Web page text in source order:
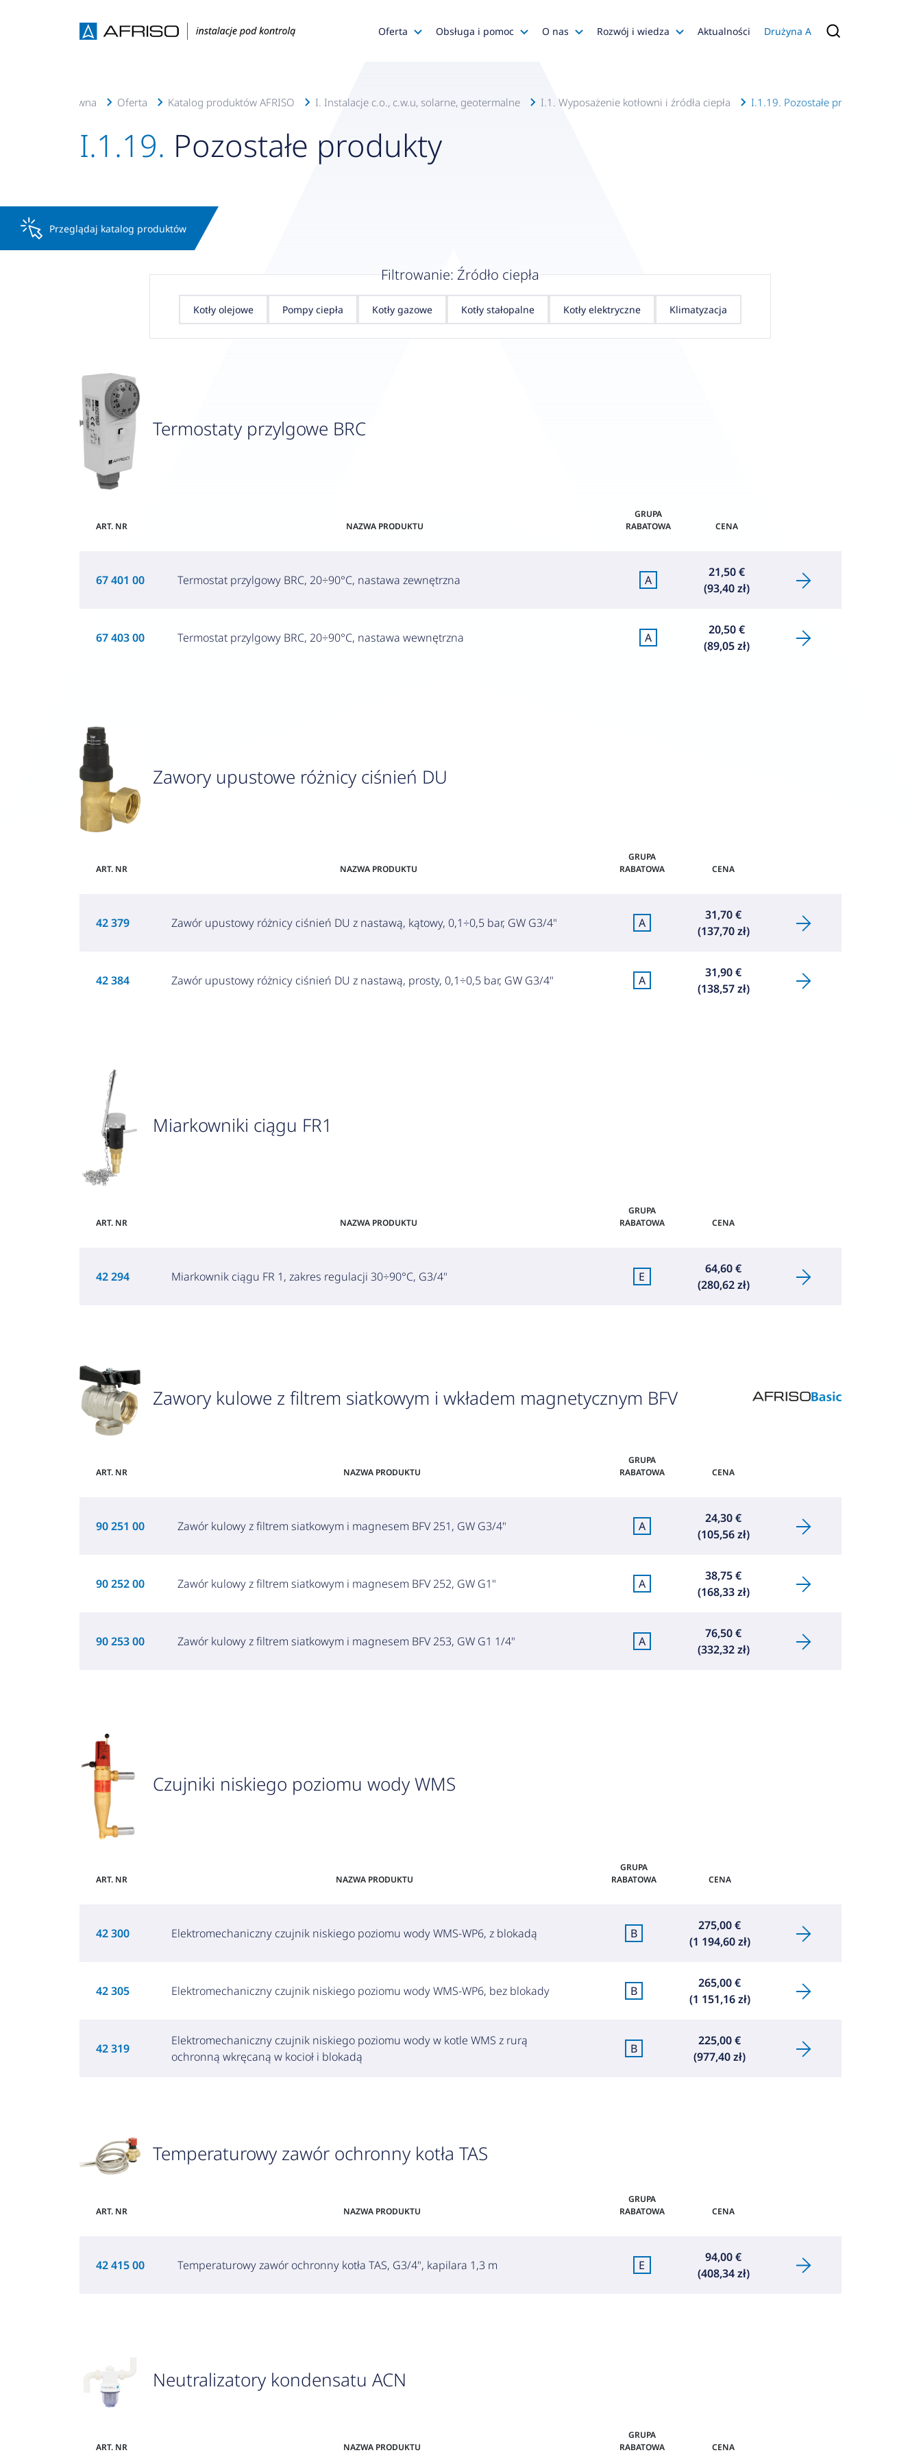
Oferta
Katalog SALUS Controls
Wyprzedaże
Obsługa i pomoc
Obsługa zamówień
O nas
Kariera
Rozwój i wiedza
Konfiguratory
Aktualności Drużyna A
Strona główna Oferta Katalog produktów AFRISO I. Instalacje c.o., c.w.u, solarne, geotermalne I.1. Wyposażenie kotłowni i źródła ciepła I.1.19. Pozostałe produkty
I.1.19. Pozostałe produkty
Przeglądaj katalog produktów
Filtrowanie: Źródło ciepła
Kotły olejowe Pompy ciepła Kotły gazowe Kotły stałopalne Kotły elektryczne Klimatyzacja
Termostaty przylgowe BRC
ART. NR NAZWA PRODUKTU
GRUPA
RABATOWA
CENA
67 401 00 Termostat przylgowy BRC, 20÷90°C, nastawa zewnętrzna A
21,50 €
(93,40 zł)
67 403 00 Termostat przylgowy BRC, 20÷90°C, nastawa wewnętrzna A
20,50 €
(89,05 zł)
Zawory upustowe różnicy ciśnień DU
ART. NR NAZWA PRODUKTU
GRUPA
RABATOWA
CENA
42 379 Zawór upustowy różnicy ciśnień DU z nastawą, kątowy, 0,1÷0,5 bar, GW G3/4" A
31,70 €
(137,70 zł)
42 384 Zawór upustowy różnicy ciśnień DU z nastawą, prosty, 0,1÷0,5 bar, GW G3/4" A
31,90 €
(138,57 zł)
Miarkowniki ciągu FR1
ART. NR NAZWA PRODUKTU
GRUPA
RABATOWA
CENA
42 294 Miarkownik ciągu FR 1, zakres regulacji 30÷90°C, G3/4" E
64,60 €
(280,62 zł)
Zawory kulowe z filtrem siatkowym i wkładem magnetycznym BFV
ART. NR NAZWA PRODUKTU
GRUPA
RABATOWA
CENA
90 251 00 Zawór kulowy z filtrem siatkowym i magnesem BFV 251, GW G3/4" A
24,30 €
(105,56 zł)
90 252 00 Zawór kulowy z filtrem siatkowym i magnesem BFV 252, GW G1" A
38,75 €
(168,33 zł)
90 253 00 Zawór kulowy z filtrem siatkowym i magnesem BFV 253, GW G1 1/4" A
76,50 €
(332,32 zł)
Czujniki niskiego poziomu wody WMS
ART. NR NAZWA PRODUKTU
GRUPA
RABATOWA
CENA
42 300 Elektromechaniczny czujnik niskiego poziomu wody WMS-WP6, z blokadą B
275,00 €
(1 194,60 zł)
42 305 Elektromechaniczny czujnik niskiego poziomu wody WMS-WP6, bez blokady B
265,00 €
(1 151,16 zł)
42 319
Elektromechaniczny czujnik niskiego poziomu wody w kotle WMS z rurą
ochronną wkręcaną w kocioł i blokadą
B
225,00 €
(977,40 zł)
Temperaturowy zawór ochronny kotła TAS
ART. NR NAZWA PRODUKTU
GRUPA
RABATOWA
CENA
42 415 00 Temperaturowy zawór ochronny kotła TAS, G3/4", kapilara 1,3 m E
94,00 €
(408,34 zł)
Neutralizatory kondensatu ACN
ART. NR NAZWA PRODUKTU
GRUPA
RABATOWA
CENA